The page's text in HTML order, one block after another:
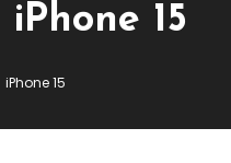
iPhone 15
iPhone 15